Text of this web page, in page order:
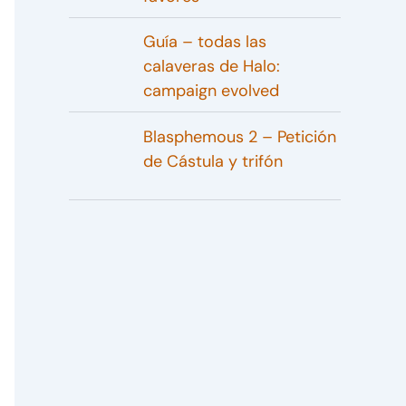
Guía – todas las
calaveras de Halo:
campaign evolved
Blasphemous 2 – Petición
de Cástula y trifón